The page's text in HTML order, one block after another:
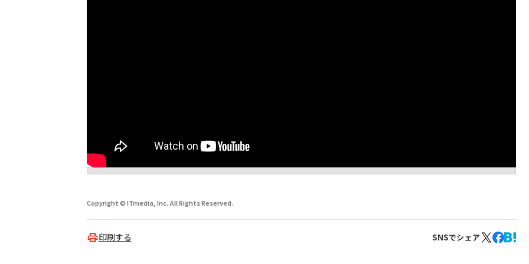
Copyright © ITmedia, Inc. All Rights Reserved.
印刷する SNSでシェア